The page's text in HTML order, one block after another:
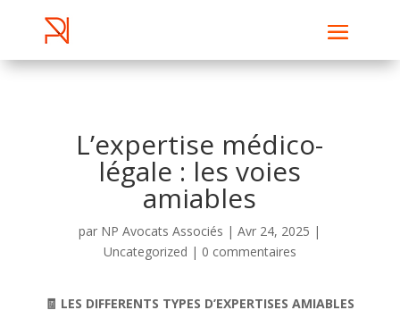
L’expertise médico-
légale : les voies
amiables
par NP Avocats Associés |Avr 24, 2025 |
Uncategorized | 0 commentaires
🧾 LES DIFFERENTS TYPES D’EXPERTISES AMIABLES